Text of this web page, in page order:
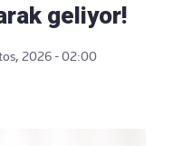
geliyor!
2026 - 02:00